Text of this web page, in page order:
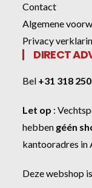
Contact
Algemene
Privacy
DIRECT
Bel +31 318
Let op :
hebben géén
kantooradres in
Deze webshop